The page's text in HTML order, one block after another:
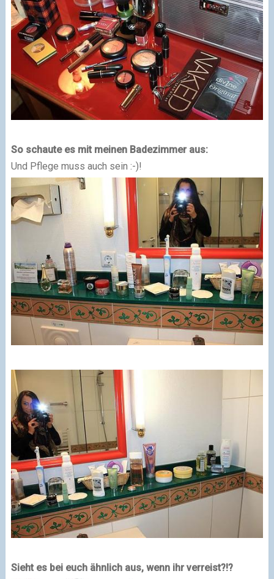
So schaute es mit meinen Badezimmer aus:
Und Pflege muss auch sein :-)!
Sieht es bei euch ähnlich aus, wenn ihr verreist?!?